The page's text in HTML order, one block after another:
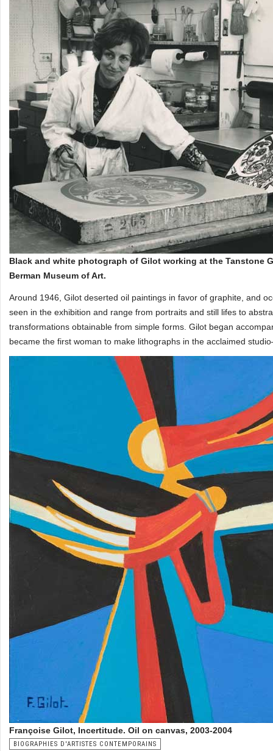
Black and white photograph of Gilot working at the Tanstone
Berman Museum of Art.
Around 1946, Gilot deserted oil paintings in favor of graphite, and
seen in the exhibition and range from portraits and still lifes to
transformations obtainable from simple forms. Gilot began
became the first woman to make lithographs in the acclaimed
Françoise Gilot, Incertitude. Oil on canvas, 2003-2004
BIOGRAPHIES D'ARTISTES CONTEMPORAINS